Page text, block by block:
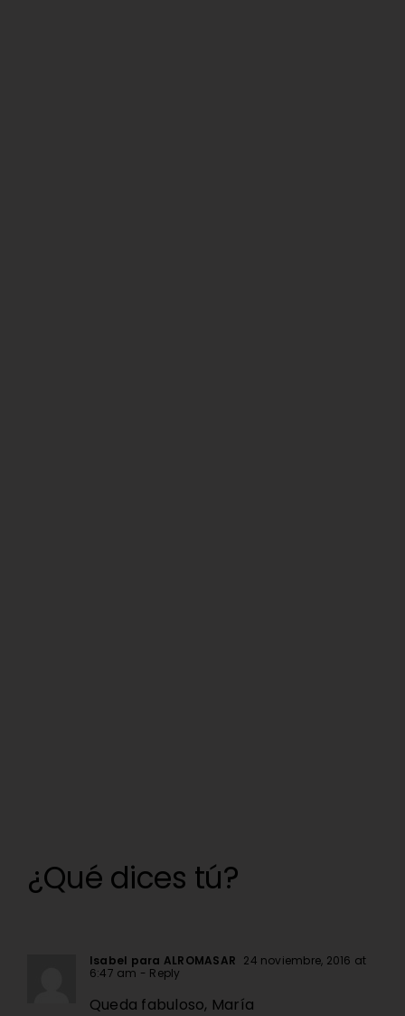
¿Qué dices tú?
Isabel para ALROMASAR 24 noviembre, 2016 at
6:47 am - Reply
Queda fabuloso, María